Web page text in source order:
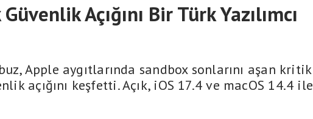
Açığını Bir Türk Yazılımcı
Apple aygıtlarında sandbox sonlarını aşan kritik
açığını keşfetti. Açık, iOS 17.4 ve macOS 14.4 ile